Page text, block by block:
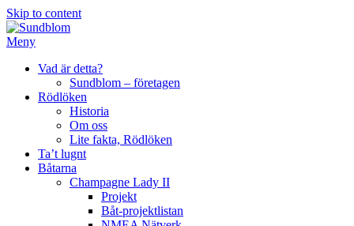
Skip to content
Meny
Vad är detta?
Sundblom – företagen
Rödlöken
Historia
Om oss
Lite fakta, Rödlöken
Ta’t lugnt
Båtarna
Champagne Lady II
Projekt
Båt-projektlistan